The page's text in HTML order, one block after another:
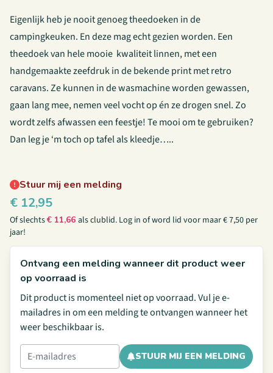
Eigenlijk heb je nooit genoeg theedoeken in de
campingkeuken. En deze mag echt gezien worden. Een
theedoek van hele mooie kwaliteit linnen, met een
handgemaakte zeefdruk in de bekende print met retro
caravans. Ze kunnen in de wasmachine worden gewassen,
gaan lang mee, nemen veel vocht op én ze drogen snel. Zo
wordt zelfs afwassen een feestje! Te mooi om te gebruiken?
Dan leg je ‘m toch op tafel als kleedje…..
Stuur mij een melding
€ 12,95
Of slechts€ 11,66 als clublid. Log in ofword lid voor maar € 7,50 per
jaar!
Ontvang een melding wanneer dit product weer
op voorraad is
Dit product is momenteel niet op voorraad. Vul je e-
mailadres in om een melding te ontvangen wanneer het
weer beschikbaar is.
STUUR MIJ EEN MELDING